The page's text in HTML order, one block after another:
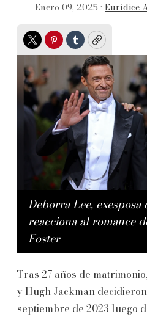
Enero 09, 2025 • Eurídice
TwitterPinterest
TumblrCopy
Deborra Lee,
reacciona al romance
Foster
Tras 27 años de
y Hugh Jackman
septiembre de 2023 luego